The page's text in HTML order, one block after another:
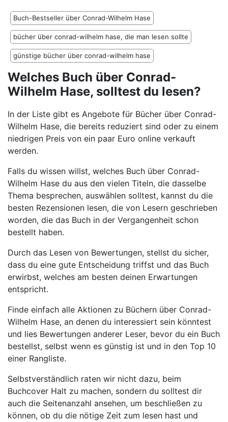
Buch-Bestseller über Conrad-Wilhelm Hase
bücher über conrad-wilhelm hase, die man lesen sollte
günstige bücher über conrad-wilhelm hase
Welches Buch über Conrad-
Wilhelm Hase, solltest du lesen?
In der Liste gibt es Angebote für Bücher über Conrad-
Wilhelm Hase, die bereits reduziert sind oder zu einem
niedrigen Preis von ein paar Euro online verkauft
werden.
Falls du wissen willst, welches Buch über Conrad-
Wilhelm Hase du aus den vielen Titeln, die dasselbe
Thema besprechen, auswählen solltest, kannst du die
besten Rezensionen lesen, die von Lesern geschrieben
worden, die das Buch in der Vergangenheit schon
bestellt haben.
Durch das Lesen von Bewertungen, stellst du sicher,
dass du eine gute Entscheidung triffst und das Buch
erwirbst, welches am besten deinen Erwartungen
entspricht.
Finde einfach alle Aktionen zu Büchern über Conrad-
Wilhelm Hase, an denen du interessiert sein könntest
und lies Bewertungen anderer Leser, bevor du ein Buch
bestellst, selbst wenn es günstig ist und in den Top 10
einer Rangliste.
Selbstverständlich raten wir nicht dazu, beim
Buchcover Halt zu machen, sondern du solltest dir
auch die Seitenanzahl ansehen, um beschließen zu
können, ob du die nötige Zeit zum lesen hast und